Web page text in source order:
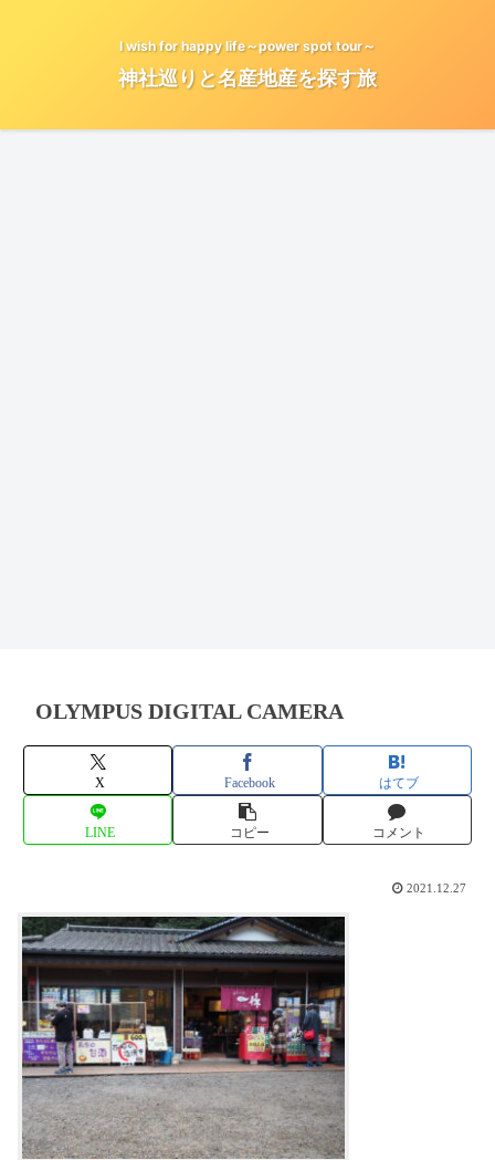
I wish for happy life～power spot tour～
神社巡りと名産地産を探す旅
OLYMPUS DIGITAL CAMERA
X Facebook はてブ
LINE コピー コメント
2021.12.27